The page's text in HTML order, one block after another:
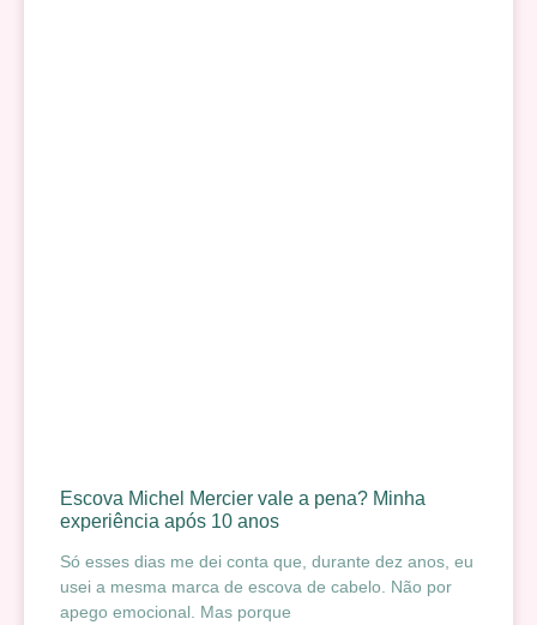
Escova Michel Mercier vale a pena? Minha
experiência após 10 anos
Só esses dias me dei conta que, durante dez anos, eu
usei a mesma marca de escova de cabelo. Não por
apego emocional. Mas porque